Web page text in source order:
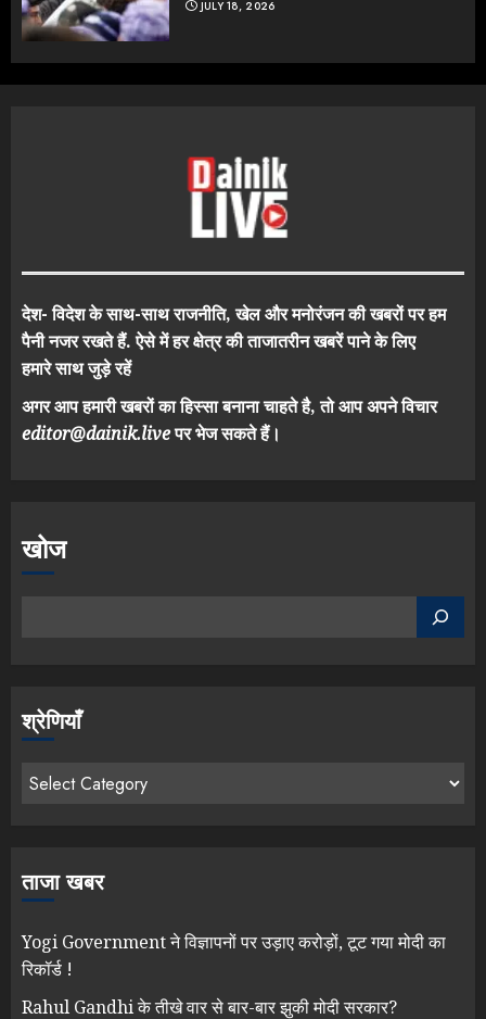
JULY 18, 2026
देश- विदेश के साथ-साथ राजनीति, खेल और मनोरंजन की खबरों पर हम
पैनी नजर रखते हैं. ऐसे में हर क्षेत्र की ताजातरीन खबरें पाने के लिए
हमारे साथ जुड़े रहें
अगर आप हमारी खबरों का हिस्सा बनाना चाहते है, तो आप अपने विचार
editor@dainik.liveपर भेज सकते हैं।
खोज
श्रेणियाँ
ताजा खबर
Yogi Government ने विज्ञापनों पर उड़ाए करोड़ों, टूट गया मोदी का
रिकॉर्ड !
Rahul Gandhi के तीखे वार से बार-बार झुकी मोदी सरकार?